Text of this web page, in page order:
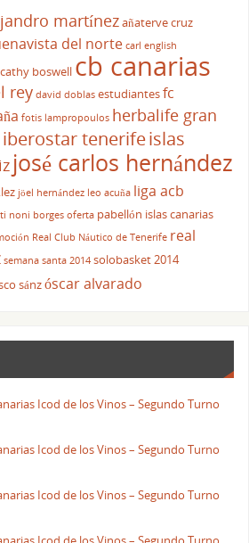
martínezañaterve cruz
del norte carl english
cathy boswell cb canarias
rey david doblas estudiantesfc
fotis lampropoulos herbalife gran
iberostar tenerifeislas
josé carlos hernández
jöel hernández leo acuña liga acb
noni borges oferta pabellón islas canarias
Real Club Náutico de Tenerife real
semana santa 2014 solobasket 2014
sánzóscar alvarado
Icod de los Vinos – Segundo Turno
Icod de los Vinos – Segundo Turno
Icod de los Vinos – Segundo Turno